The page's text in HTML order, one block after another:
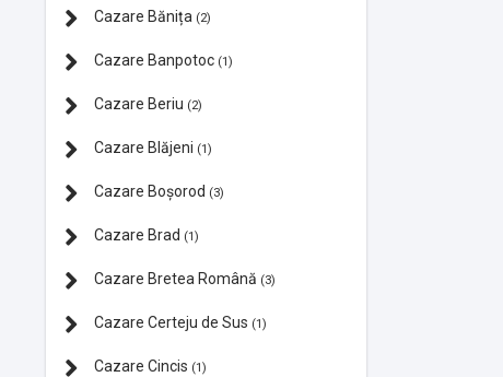
Cazare Bănița (2)
Cazare Banpotoc (1)
Cazare Beriu (2)
Cazare Blăjeni (1)
Cazare Boșorod (3)
Cazare Brad (1)
Cazare Bretea Română (3)
Cazare Certeju de Sus (1)
Cazare Cincis (1)